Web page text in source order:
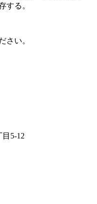
する。
さい。
5-12